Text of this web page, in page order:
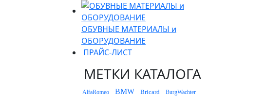
ОБУВНЫЕ МАТЕРИАЛЫ и
ОБОРУДОВАНИЕ
ПРАЙС-ЛИСТ
МЕТКИ КАТАЛОГА
AlfaRomeo BMW Bricard
BurgWachter